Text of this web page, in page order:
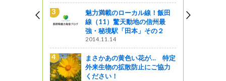
魅力満載のローカル線！飯田
線（11）驚天動地の信州最
強・秘境駅「田本」その２
まさかあの黄色い花が… 特定
外来生物の拡散防止にご協力
伊那合同庁舎でテレビド
のロケーション撮影が行
ました！🎬✨
阿寺ブルーと柿其グリー
巡る（阿寺渓谷～柿其渓